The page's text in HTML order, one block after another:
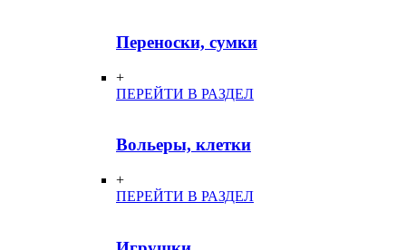
Переноски, сумки
+
ПЕРЕЙТИ В РАЗДЕЛ
Вольеры, клетки
+
ПЕРЕЙТИ В РАЗДЕЛ